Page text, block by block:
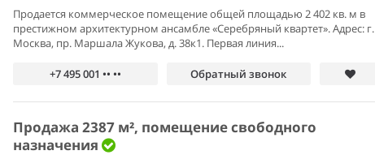
Продается коммерческое помещение общей площадью 2 402 кв. м в
престижном архитектурном ансамбле «Серебряный квартет». Адрес: г.
Москва, пр. Маршала Жукова, д. 38к1. Первая линия...
+7 495 001 •• •• Обратный звонок
Продажа 2387 м², помещение свободного
назначения